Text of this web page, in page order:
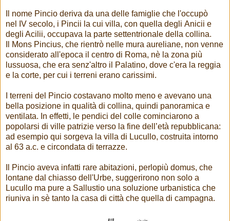
Il nome Pincio deriva da una delle famiglie che l'occupò
nel IV secolo, i Pincii la cui villa, con quella degli Anicii e
degli Acilii, occupava la parte settentrionale della collina.
Il Mons Pincius, che rientrò nelle mura aureliane, non venne
considerato all'epoca il centro di Roma, nè la zona più
lussuosa, che era senz'altro il Palatino, dove c'era la reggia
e la corte, per cui i terreni erano carissimi.
I terreni del Pincio costavano molto meno e avevano una
bella posizione in qualità di collina, quindi panoramica e
ventilata. In effetti, le pendici del colle cominciarono a
popolarsi di ville patrizie verso la fine dell’età repubblicana:
ad esempio qui sorgeva la villa di Lucullo, costruita intorno
al 63 a.c. e circondata di terrazze.
Il Pincio aveva infatti rare abitazioni, perlopiù domus, che
lontane dal chiasso dell'Urbe, suggerirono non solo a
Lucullo ma pure a Sallustio una soluzione urbanistica che
riuniva in sè tanto la casa di città che quella di campagna.